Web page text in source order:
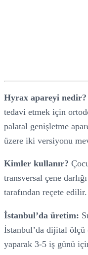
Hyrax apareyi nedir?
tedavi etmek için
palatal genişletme
üzere iki versiyonu
Kimler kullanır?
transversal çene
tarafından reçete edilir.
İstanbul’da üretim:
İstanbul’da dijital
yaparak 3-5 iş günü